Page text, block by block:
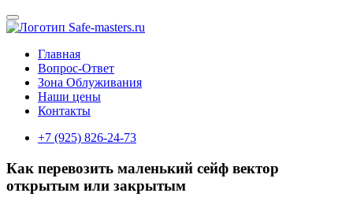
Главная
Вопрос-Ответ
Зона Облуживания
Наши цены
Контакты
+7 (925) 826-24-73
Как перевозить маленький сейф вектор
открытым или закрытым